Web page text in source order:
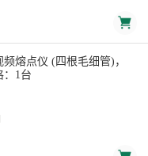
熔点仪 (四根毛细管)，
：1台